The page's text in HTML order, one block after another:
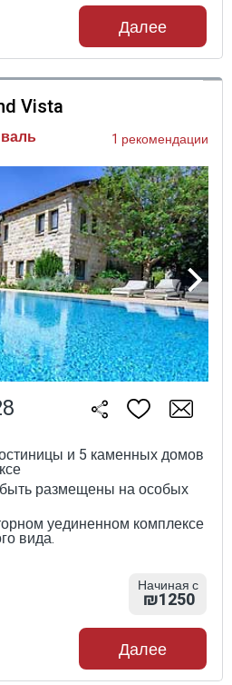
Далее
Vista
1 рекомендации
и 5 каменных домов
размещены на особых
уединенном комплексе
вида.
Начиная с
₪1250
Далее